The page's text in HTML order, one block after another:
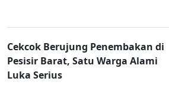
Cekcok Berujung Penembakan di
Pesisir Barat, Satu Warga Alami
Luka Serius